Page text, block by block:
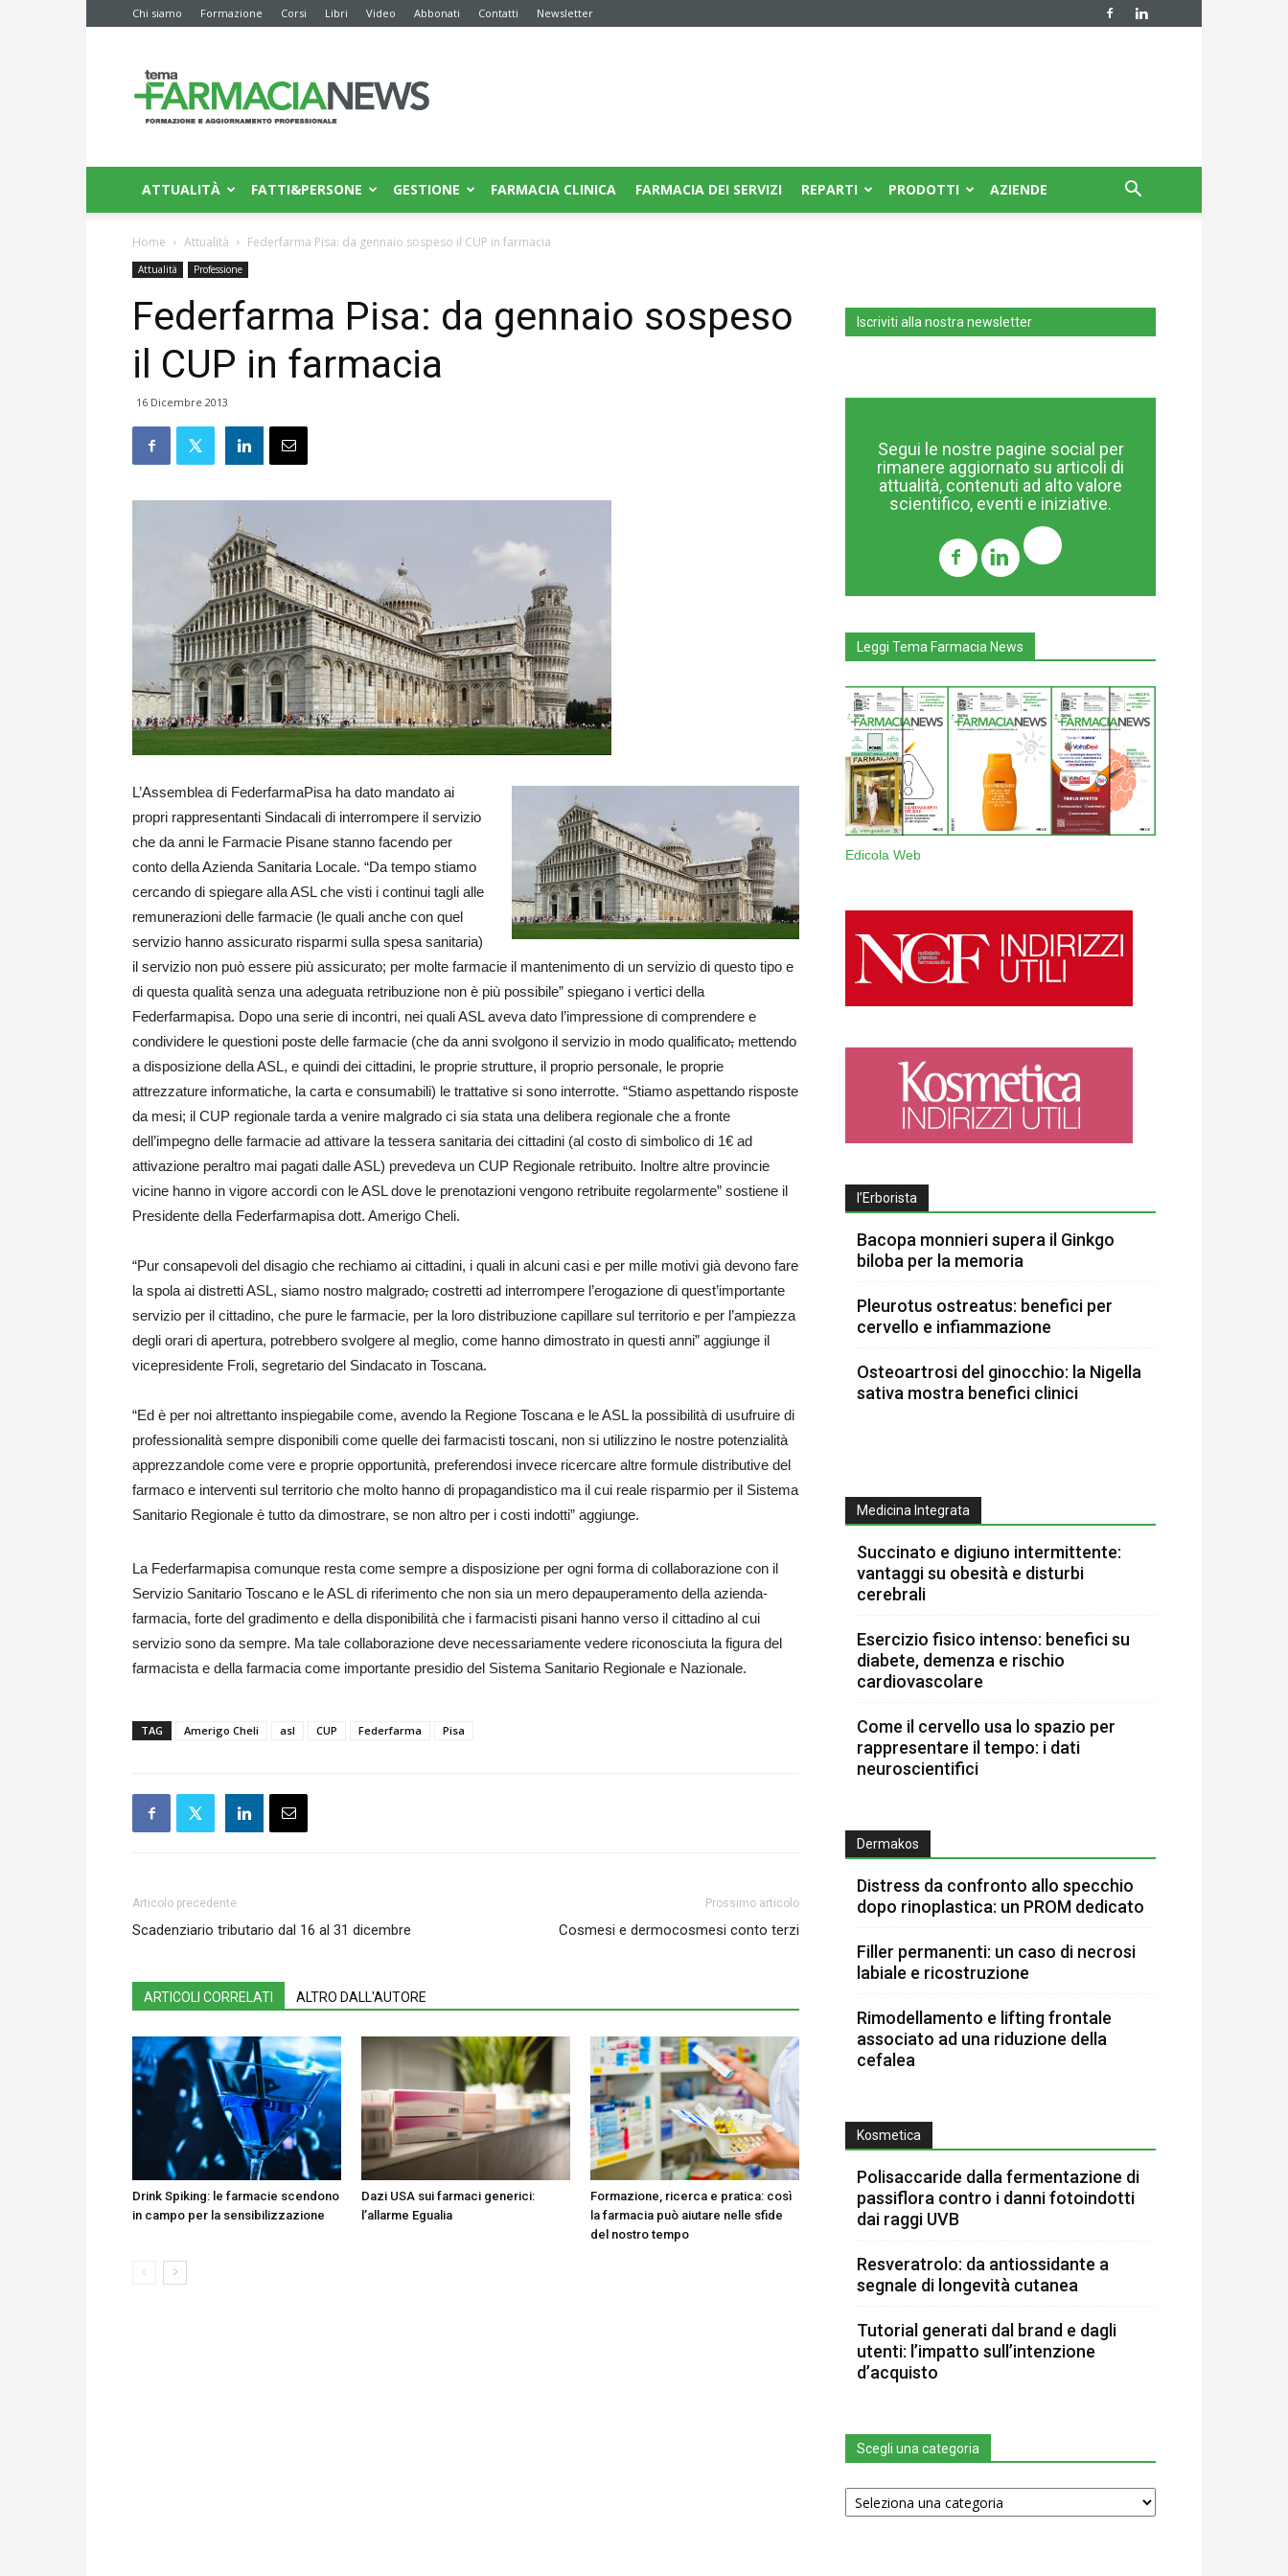
Chi siamo Formazione Corsi Libri Video Abbonati Contatti Newsletter
News
ATTUALITÀ FATTI&PERSONE GESTIONE FARMACIA CLINICA FARMACIA DEI SERVIZI REPARTI PRODOTTI AZIENDE
Home Attualità Federfarma Pisa: da gennaio sospeso il CUP in farmacia
Attualità Professione
Federfarma Pisa: da gennaio sospeso
il CUP in farmacia
16 Dicembre 2013
L’Assemblea di FederfarmaPisa ha dato mandato ai
propri rappresentanti Sindacali di interrompere il servizio
che da anni le Farmacie Pisane stanno facendo per
conto della Azienda Sanitaria Locale. “Da tempo stiamo
cercando di spiegare alla ASL che visti i continui tagli alle
remunerazioni delle farmacie (le quali anche con quel
servizio hanno assicurato risparmi sulla spesa sanitaria)
il servizio non può essere più assicurato; per molte farmacie il mantenimento di un servizio di questo tipo e
di questa qualità senza una adeguata retribuzione non è più possibile” spiegano i vertici della
Federfarmapisa. Dopo una serie di incontri, nei quali ASL aveva dato l’impressione di comprendere e
condividere le questioni poste delle farmacie (che da anni svolgono il servizio in modo qualificato, mettendo
a disposizione della ASL, e quindi dei cittadini, le proprie strutture, il proprio personale, le proprie
attrezzature informatiche, la carta e consumabili) le trattative si sono interrotte. “Stiamo aspettando risposte
da mesi; il CUP regionale tarda a venire malgrado ci sia stata una delibera regionale che a fronte
dell’impegno delle farmacie ad attivare la tessera sanitaria dei cittadini (al costo di simbolico di 1€ ad
attivazione peraltro mai pagati dalle ASL) prevedeva un CUP Regionale retribuito. Inoltre altre provincie
vicine hanno in vigore accordi con le ASL dove le prenotazioni vengono retribuite regolarmente” sostiene il
Presidente della Federfarmapisa dott. Amerigo Cheli.
“Pur consapevoli del disagio che rechiamo ai cittadini, i quali in alcuni casi e per mille motivi già devono fare
la spola ai distretti ASL, siamo nostro malgrado, costretti ad interrompere l’erogazione di quest’importante
servizio per il cittadino, che pure le farmacie, per la loro distribuzione capillare sul territorio e per l’ampiezza
degli orari di apertura, potrebbero svolgere al meglio, come hanno dimostrato in questi anni” aggiunge il
vicepresidente Froli, segretario del Sindacato in Toscana.
“Ed è per noi altrettanto inspiegabile come, avendo la Regione Toscana e le ASL la possibilità di usufruire di
professionalità sempre disponibili come quelle dei farmacisti toscani, non si utilizzino le nostre potenzialità
apprezzandole come vere e proprie opportunità, preferendosi invece ricercare altre formule distributive del
farmaco e interventi sul territorio che molto hanno di propagandistico ma il cui reale risparmio per il Sistema
Sanitario Regionale è tutto da dimostrare, se non altro per i costi indotti” aggiunge.
La Federfarmapisa comunque resta come sempre a disposizione per ogni forma di collaborazione con il
Servizio Sanitario Toscano e le ASL di riferimento che non sia un mero depauperamento della azienda-
farmacia, forte del gradimento e della disponibilità che i farmacisti pisani hanno verso il cittadino al cui
servizio sono da sempre. Ma tale collaborazione deve necessariamente vedere riconosciuta la figura del
farmacista e della farmacia come importante presidio del Sistema Sanitario Regionale e Nazionale.
TAG Amerigo Cheli asl CUP Federfarma Pisa
Articolo precedente
Scadenziario tributario dal 16 al 31 dicembre
Prossimo articolo
Cosmesi e dermocosmesi conto terzi
ARTICOLI CORRELATI ALTRO DALL'AUTORE
Drink Spiking: le farmacie scendono
in campo per la sensibilizzazione
Dazi USA sui farmaci generici:
l’allarme Egualia
Formazione, ricerca e pratica: così
la farmacia può aiutare nelle sfide
del nostro tempo
Iscriviti alla nostra newsletter
Segui le nostre pagine social per
rimanere aggiornato su articoli di
attualità, contenuti ad alto valore
scientifico, eventi e iniziative.
Leggi Tema Farmacia News
Edicola Web
l’Erborista
Bacopa monnieri supera il Ginkgo
biloba per la memoria
Pleurotus ostreatus: benefici per
cervello e infiammazione
Osteoartrosi del ginocchio: la Nigella
sativa mostra benefici clinici
Medicina Integrata
Succinato e digiuno intermittente:
vantaggi su obesità e disturbi
cerebrali
Esercizio fisico intenso: benefici su
diabete, demenza e rischio
cardiovascolare
Come il cervello usa lo spazio per
rappresentare il tempo: i dati
neuroscientifici
Dermakos
Distress da confronto allo specchio
dopo rinoplastica: un PROM dedicato
Filler permanenti: un caso di necrosi
labiale e ricostruzione
Rimodellamento e lifting frontale
associato ad una riduzione della
cefalea
Kosmetica
Polisaccaride dalla fermentazione di
passiflora contro i danni fotoindotti
dai raggi UVB
Resveratrolo: da antiossidante a
segnale di longevità cutanea
Tutorial generati dal brand e dagli
utenti: l’impatto sull’intenzione
d’acquisto
Scegli una categoria
Scegli
una